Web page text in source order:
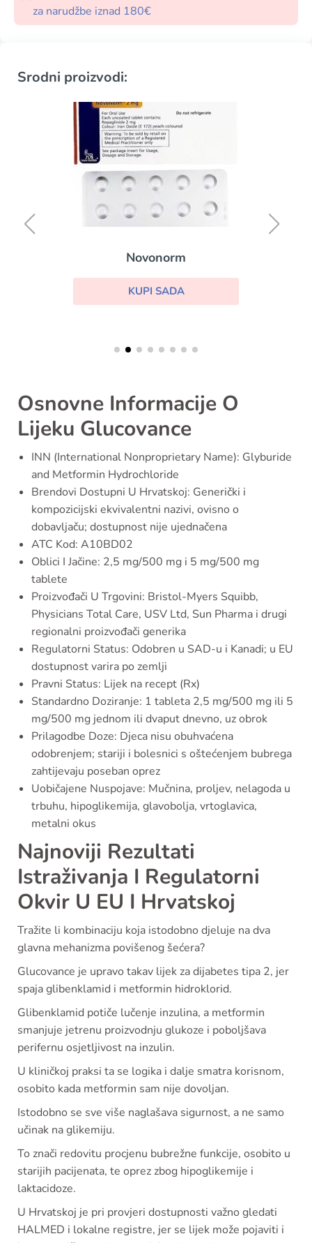
za narudžbe iznad 180€
Srodni proizvodi:
Novonorm
KUPI SADA
Osnovne Informacije O
Lijeku Glucovance
INN (International Nonproprietary Name): Glyburide
and Metformin Hydrochloride
Brendovi Dostupni U Hrvatskoj: Generički i
kompozicijski ekvivalentni nazivi, ovisno o
dobavljaču; dostupnost nije ujednačena
ATC Kod: A10BD02
Oblici I Jačine: 2,5 mg/500 mg i 5 mg/500 mg
tablete
Proizvođači U Trgovini: Bristol-Myers Squibb,
Physicians Total Care, USV Ltd, Sun Pharma i drugi
regionalni proizvođači generika
Regulatorni Status: Odobren u SAD-u i Kanadi; u EU
dostupnost varira po zemlji
Pravni Status: Lijek na recept (Rx)
Standardno Doziranje: 1 tableta 2,5 mg/500 mg ili 5
mg/500 mg jednom ili dvaput dnevno, uz obrok
Prilagodbe Doze: Djeca nisu obuhvaćena
odobrenjem; stariji i bolesnici s oštećenjem bubrega
zahtijevaju poseban oprez
Uobičajene Nuspojave: Mučnina, proljev, nelagoda u
trbuhu, hipoglikemija, glavobolja, vrtoglavica,
metalni okus
Najnoviji Rezultati
Istraživanja I Regulatorni
Okvir U EU I Hrvatskoj
Tražite li kombinaciju koja istodobno djeluje na dva
glavna mehanizma povišenog šećera?
Glucovance je upravo takav lijek za dijabetes tipa 2, jer
spaja glibenklamid i metformin hidroklorid.
Glibenklamid potiče lučenje inzulina, a metformin
smanjuje jetrenu proizvodnju glukoze i poboljšava
perifernu osjetljivost na inzulin.
U kliničkoj praksi ta se logika i dalje smatra korisnom,
osobito kada metformin sam nije dovoljan.
Istodobno se sve više naglašava sigurnost, a ne samo
učinak na glikemiju.
To znači redovitu procjenu bubrežne funkcije, osobito u
starijih pacijenata, te oprez zbog hipoglikemije i
laktacidoze.
U Hrvatskoj je pri provjeri dostupnosti važno gledati
HALMED i lokalne registre, jer se lijek može pojaviti i